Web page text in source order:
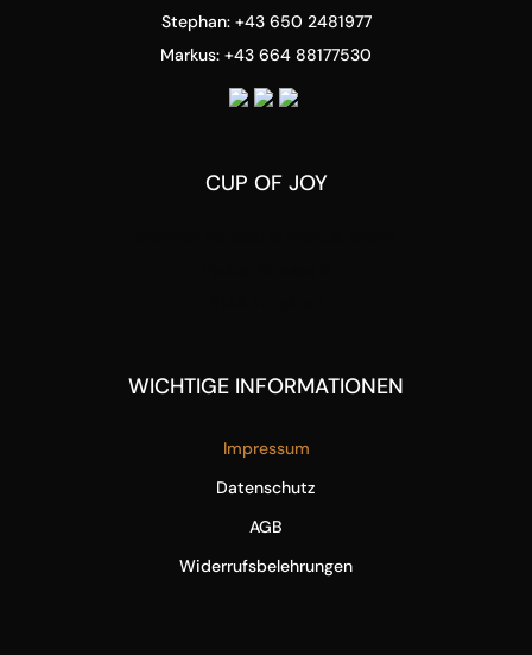
Stephan: +43 650 2481977
Markus: +43 664 88177530
CUP OF JOY
WICHTIGE INFORMATIONEN
Impressum
Datenschutz
AGB
Widerrufsbelehrungen